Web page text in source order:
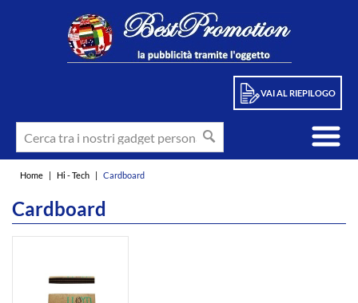
VAI AL RIEPILOGO
Home | Hi - Tech | Cardboard
Cardboard